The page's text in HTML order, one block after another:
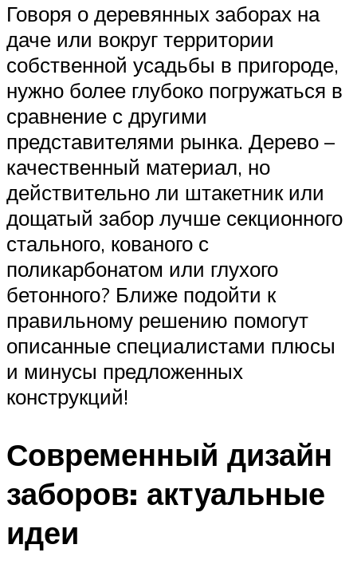
Говоря о деревянных заборах на
даче или вокруг территории
собственной усадьбы в пригороде,
нужно более глубоко погружаться в
сравнение с другими
представителями рынка. Дерево –
качественный материал, но
действительно ли штакетник или
дощатый забор лучше секционного
стального, кованого с
поликарбонатом или глухого
бетонного? Ближе подойти к
правильному решению помогут
описанные специалистами плюсы
и минусы предложенных
конструкций!
Современный дизайн
заборов: актуальные
идеи